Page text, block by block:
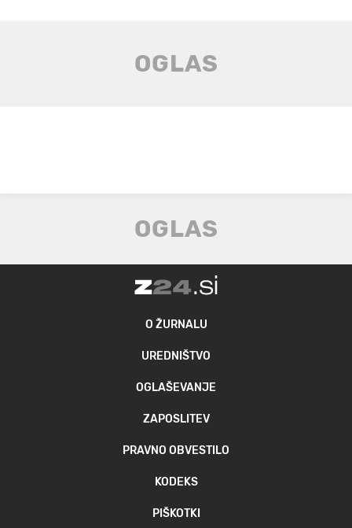
O ŽURNALU
UREDNIŠTVO
OGLAŠEVANJE
ZAPOSLITEV
PRAVNO OBVESTILO
KODEKS
PIŠKOTKI